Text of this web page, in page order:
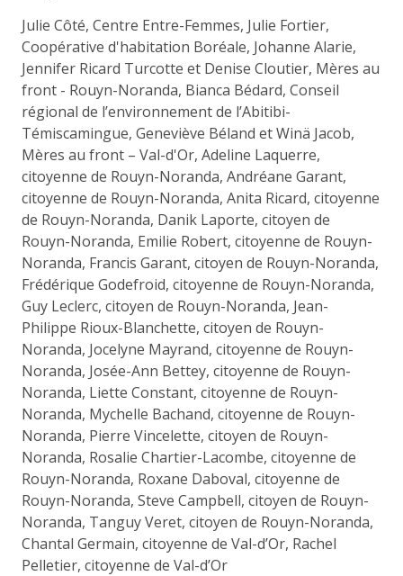
Julie Côté, Centre Entre-Femmes, Julie Fortier,
Coopérative d'habitation Boréale, Johanne Alarie,
Jennifer Ricard Turcotte et Denise Cloutier, Mères au
front - Rouyn-Noranda, Bianca Bédard, Conseil
régional de l’environnement de l’Abitibi-
Témiscamingue, Geneviève Béland et Winä Jacob,
Mères au front – Val-d'Or, Adeline Laquerre,
citoyenne de Rouyn-Noranda, Andréane Garant,
citoyenne de Rouyn-Noranda, Anita Ricard, citoyenne
de Rouyn-Noranda, Danik Laporte, citoyen de
Rouyn-Noranda, Emilie Robert, citoyenne de Rouyn-
Noranda, Francis Garant, citoyen de Rouyn-Noranda,
Frédérique Godefroid, citoyenne de Rouyn-Noranda,
Guy Leclerc, citoyen de Rouyn-Noranda, Jean-
Philippe Rioux-Blanchette, citoyen de Rouyn-
Noranda, Jocelyne Mayrand, citoyenne de Rouyn-
Noranda, Josée-Ann Bettey, citoyenne de Rouyn-
Noranda, Liette Constant, citoyenne de Rouyn-
Noranda, Mychelle Bachand, citoyenne de Rouyn-
Noranda, Pierre Vincelette, citoyen de Rouyn-
Noranda, Rosalie Chartier-Lacombe, citoyenne de
Rouyn-Noranda, Roxane Daboval, citoyenne de
Rouyn-Noranda, Steve Campbell, citoyen de Rouyn-
Noranda, Tanguy Veret, citoyen de Rouyn-Noranda,
Chantal Germain, citoyenne de Val-d’Or, Rachel
Pelletier, citoyenne de Val-d’Or